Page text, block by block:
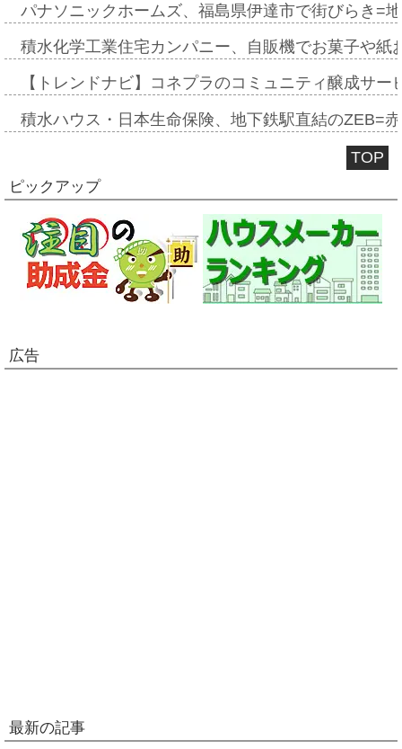
パナソニックホームズ、福島県伊達市で街びらき=
積水化学工業住宅カンパニー、自販機でお菓子や
【トレンドナビ】コネプラのコミュニティ醸成サ
積水ハウス・日本生命保険、地下鉄駅直結のZEB=
TOP
ピックアップ
広告
最新の記事